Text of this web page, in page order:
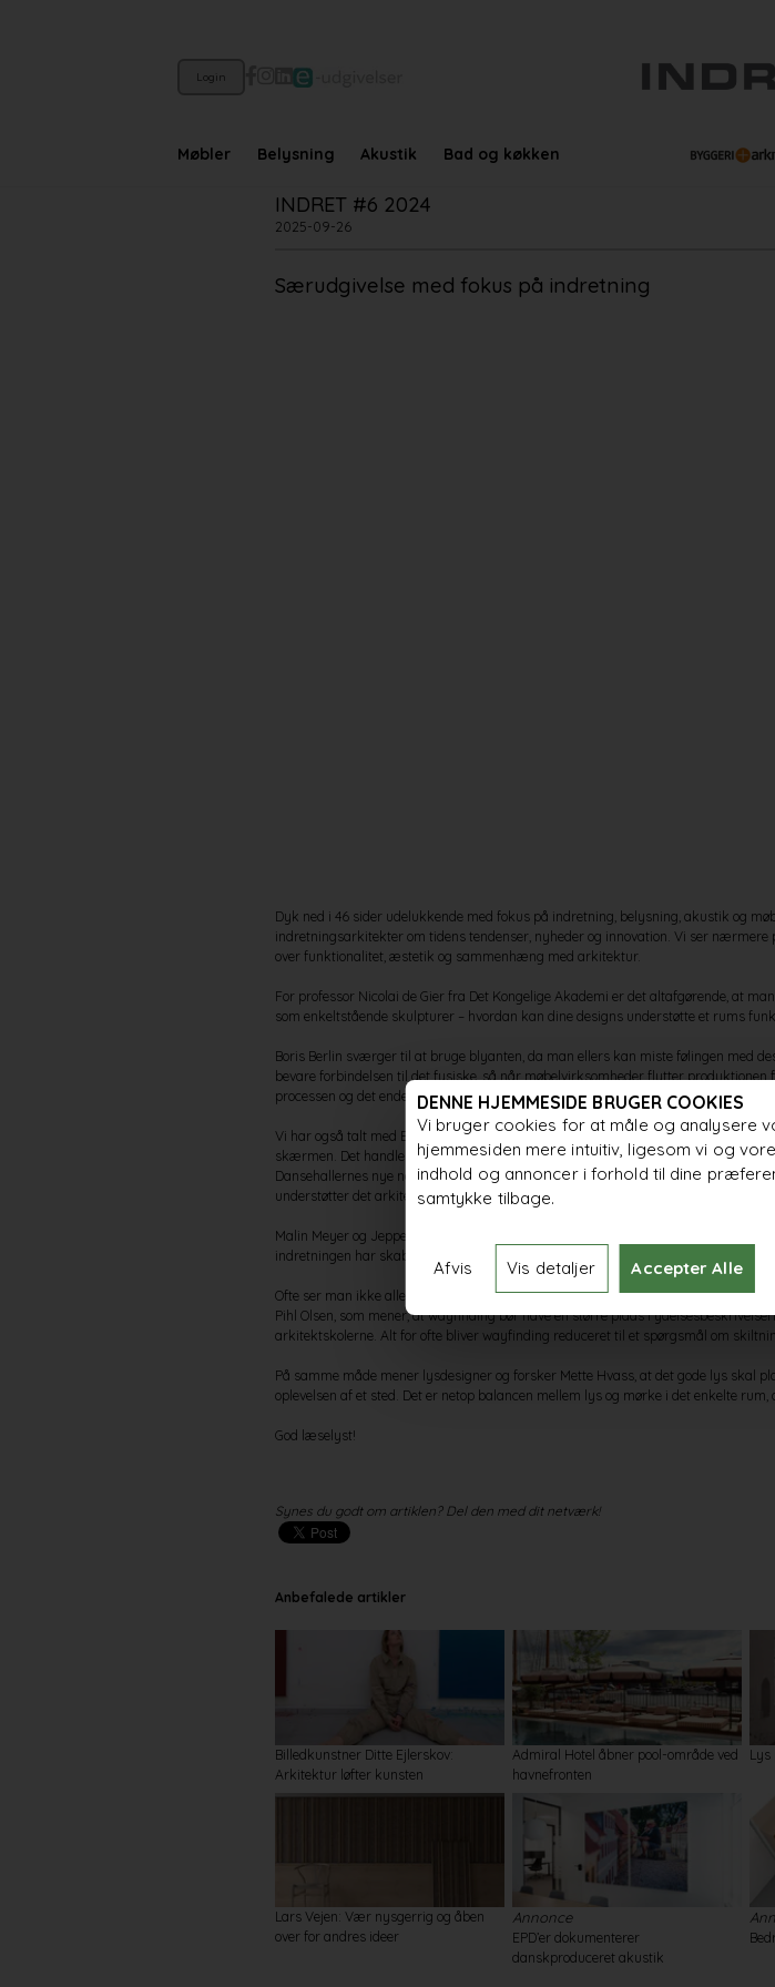
Login
Møbler Belysning Akustik Bad og køkken
INDRET #6 2024
2025-09-26
Særudgivelse med fokus på indretning
Dyk ned i 46 sider udelukkende med fokus på indretning, belysning, akustik og
indretningsarkitekter om tidens tendenser, nyheder og innovation. Vi ser
over funktionalitet, æstetik og sammenhæng med arkitektur.
For professor Nicolai de Gier fra Det Kongelige Akademi er det altafgørende, at
som enkeltstående skulpturer – hvordan kan dine designs understøtte et rums
Boris Berlin sværger til at bruge blyanten, da man ellers kan miste følingen med
bevare forbindelsen til det fysiske, så når møbelvirksomheder flytter
processen og det endelige design.
Vi har også talt med Bo Mortensen fra Gade & Mortensen Akustik, som netop
skærmen. Det handler både om at forstå det konkrete byggeri og ønskerne fra
Dansehallernes nye nationalscene for dans og koreografi har
understøtter det arkitektoniske udtryk.
Malin Meyer og Jeppe Håkansson Zeller fra Danielsen Spaceplanning fortæller
indretningen har skabt stor fleksibilitet og fremmet det sociale fællesskab,
Ofte ser man ikke alle elementer i det gode design, og på samme vis ser man
Pihl Olsen, som mener, at wayfinding bør have en større plads i
arkitektskolerne. Alt for ofte bliver wayfinding reduceret til et spørgsmål om
På samme måde mener lysdesigner og forsker Mette Hvass, at det gode lys skal
oplevelsen af et sted. Det er netop balancen mellem lys og mørke i det enkelte rum,
God læselyst!
Synes du godt om artiklen? Del den med dit netværk!
Anbefalede artikler
Billedkunstner Ditte Ejlerskov:
Arkitektur løfter kunsten
Admiral Hotel åbner pool-område ved
havnefronten
Lars Vejen: Vær nysgerrig og åben
over for andres ideer
Annonce
EPD’er dokumenterer
danskproduceret akustik
DENNE HJEMMESIDE BRUGER COOKIES
Vi bruger cookies for at måle og analysere
hjemmesiden mere intuitiv, ligesom vi og
indhold og annoncer i forhold til dine
samtykke tilbage.
Afvis Vis detaljer Accepter Alle